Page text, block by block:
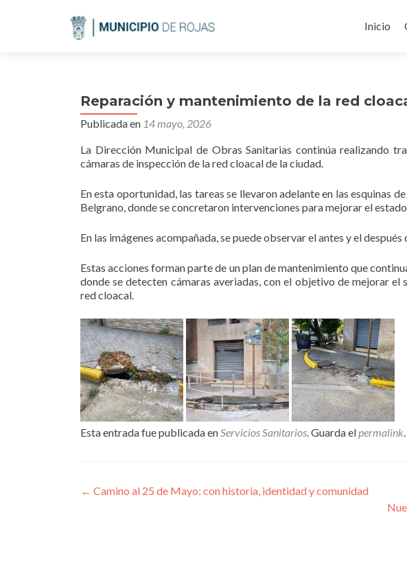
al
Inicio
Reparación y mantenimiento de la red
Publicada en 14 mayo, 2026
La Dirección Municipal de Obras Sanitarias continúa realizando
cámaras de inspección de la red cloacal de la ciudad.
En esta oportunidad, las tareas se llevaron adelante en las esquinas
Belgrano, donde se concretaron intervenciones para mejorar el
En las imágenes acompañada, se puede observar el antes y el
Estas acciones forman parte de un plan de mantenimiento que
donde se detecten cámaras averiadas, con el objetivo de mejorar
red cloacal.
Esta entrada fue publicada enServicios Sanitarios. Guarda elpermalink.
Navegación
← Camino al 25 de Mayo: con historia, identidad y comunidad